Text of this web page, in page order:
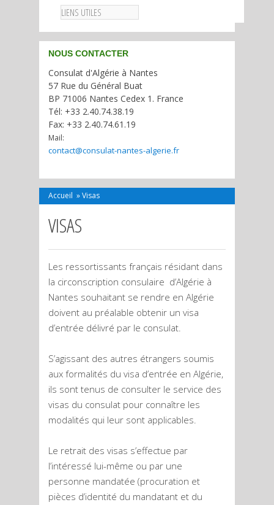
LIENS UTILES
NOUS CONTACTER
Consulat d'Algérie à Nantes
57 Rue du Général Buat
BP 71006 Nantes Cedex 1. France
Tél: +33 2.40.74.38.19
Fax: +33 2.40.74.61.19
Mail:
contact@consulat-nantes-algerie.fr
Accueil »Visas
VISAS
Les ressortissants français résidant dans
la circonscription consulaire d’Algérie à
Nantes souhaitant se rendre en Algérie
doivent au préalable obtenir un visa
d’entrée délivré par le consulat.
S’agissant des autres étrangers soumis
aux formalités du visa d’entrée en Algérie,
ils sont tenus de consulter le service des
visas du consulat pour connaître les
modalités qui leur sont applicables.
Le retrait des visas s’effectue par
l’intéressé lui-même ou par une
personne mandatée (procuration et
pièces d’identité du mandatant et du